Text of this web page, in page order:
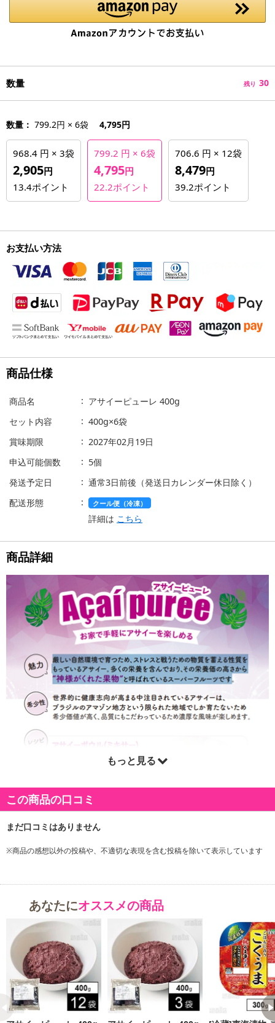
数量 残り 30
数量： 799.2円 × 6袋 4,795円
968.4 円 × 3袋
2,905円
13.4ポイント
799.2 円 × 6袋
4,795円
22.2ポイント
706.6 円 × 12袋
8,479円
39.2ポイント
お支払い方法
商品仕様
商品名
アサイーピューレ 400g
セット内容
400g×6袋
賞味期限
2027年02月19日
申込可能個数
5個
発送予定日
通常3日前後（発送日カレンダー休日除く）
配送形態
クール便（冷凍）
詳細は こちら
商品詳細
来ない地域の方は、お申込みいただけませんので、ご了承ください
ませ。
厳しい自然環境で育つため、ストレスと戦うための物質を蓄える性
質をもっているアサイー。多くの栄養を含んでおり、その栄養価の
高さから
“神様がくれた果物”と呼ばれているスーパーフルーツです。
注意事項:
もっと見る
この商品の口コミ
※商品の感想以外の投稿や、不適切な表現を含む投稿を除いて表示しています
あなたにオススメの商品